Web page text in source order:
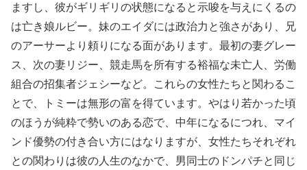
ますし、彼がギリギリの状態になると示唆を与えにくるの
は亡き娘ルビー。妹のエイダには政治力と強さがあり、兄
のアーサーより頼りになる面があります。最初の妻グレー
ス、次の妻リジー、競走馬を所有する裕福な未亡人、労働
組合の招集者ジェシーなど。これらの女性たちと関わるこ
とで、トミーは無形の富を得ています。やはり若かった頃
のほうが純粋で勢いのある恋で、中年になるにつれ、マイ
ンド優勢の付き合い方にはなりますが、女性たちそれぞれ
との関わりは彼の人生のなかで、男同士のドンパチと同じ